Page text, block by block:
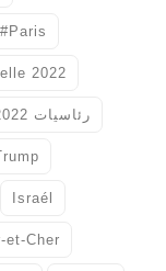
#Paris
2022
#رئاسيات 2022
Israél
et-Cher